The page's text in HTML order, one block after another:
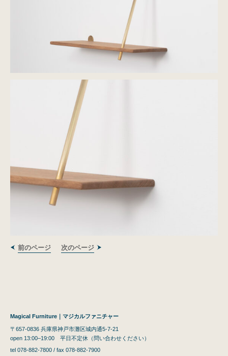
前のページ 次のページ
Magical Furniture｜マジカルファニチャー
〒657-0836 兵庫県神戸市灘区城内通5-7-21
open 13:00–19:00 平日不定休（問い合わせください）
tel 078-882-7800 / fax 078-882-7900